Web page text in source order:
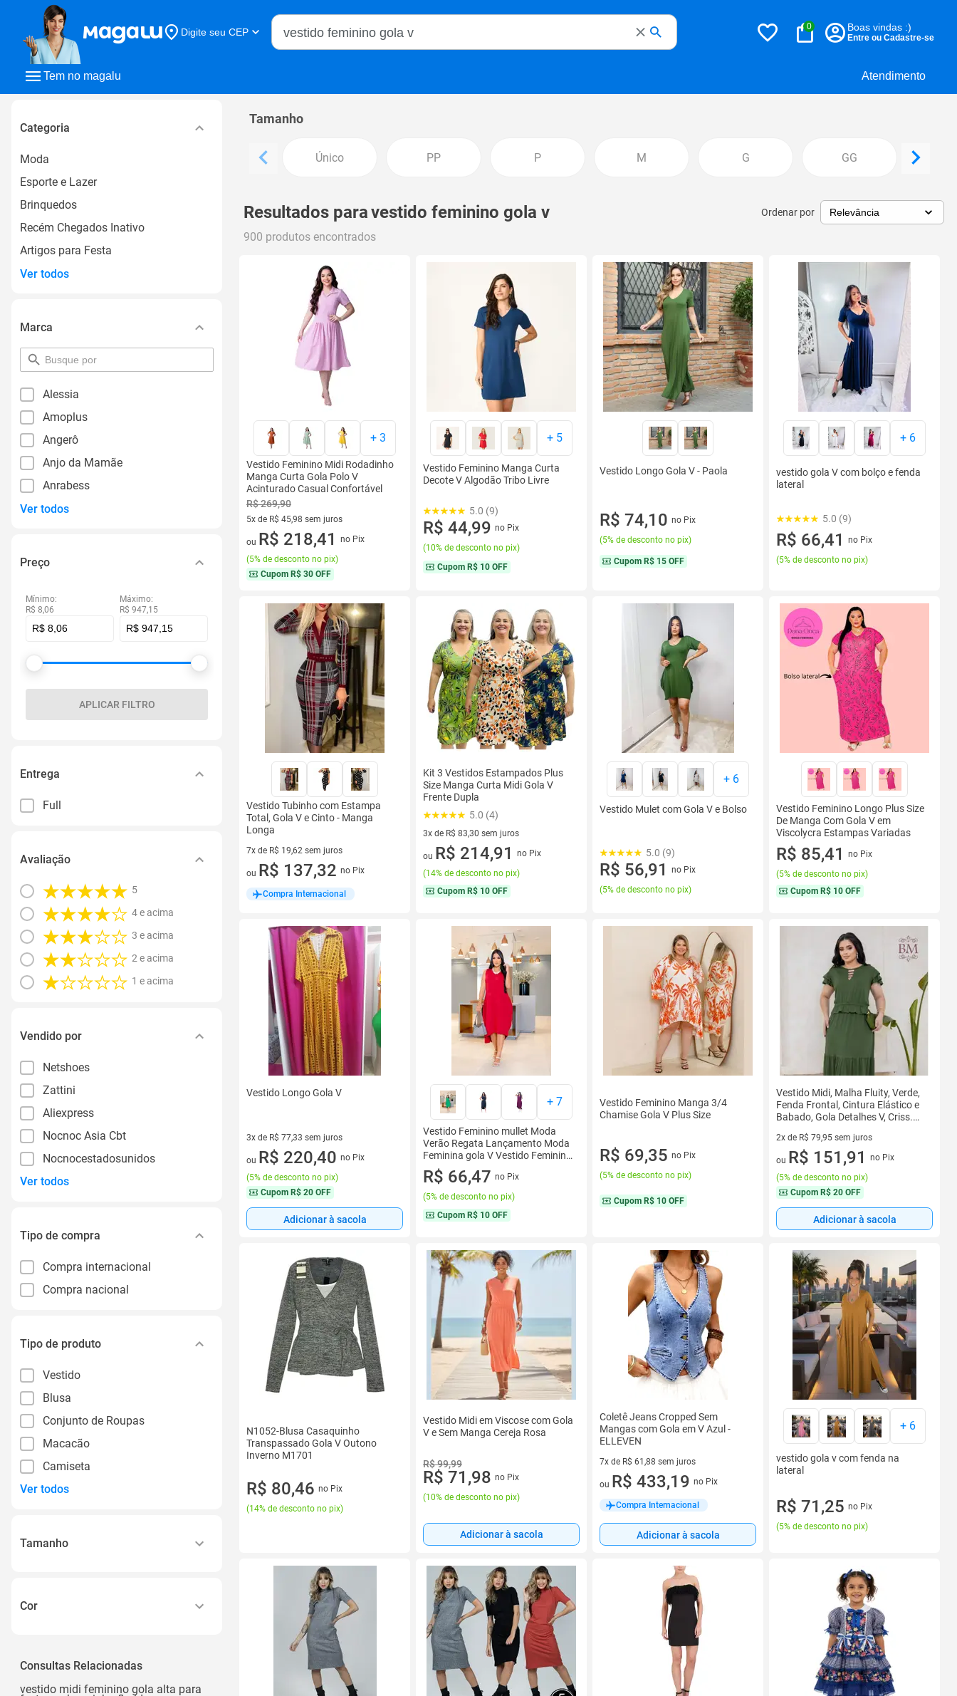
Tem no magalu Atendimento
Digite seu CEP
Buscar no Magalu
0 Boas vindas :)
Entre ou Cadastre-se
Categoria
Moda
Esporte e Lazer
Brinquedos
Recém Chegados Inativo
Artigos para Festa
Ver todos
Marca
pesquisar
por
Alessia
Amoplus
Angerô
Anjo da Mamãe
Anrabess
Ver todos
Preço
Mínimo:
R$ 8,06
Máximo:
R$ 947,15
APLICAR FILTRO
Entrega
Full
Avaliação
5
4 e acima
3 e acima
2 e acima
1 e acima
Vendido por
Netshoes
Zattini
Aliexpress
Nocnoc Asia Cbt
Nocnocestadosunidos
Ver todos
Tipo de compra
Compra internacional
Compra nacional
Tipo de produto
Vestido
Blusa
Conjunto de Roupas
Macacão
Camiseta
Ver todos
Tamanho
Gg
Ver todos
Cor
Azul
Bege
Consultas Relacionadas
vestido midi feminino gola alta para
Tamanho
Único PP P M G GG
Resultados paravestido feminino gola v Ordenar por
900 produtos encontrados
+ 3
Vestido Feminino Midi Rodadinho
Manga Curta Gola Polo V
Acinturado Casual Confortável
R$ 269,90
5x de R$ 45,98 sem juros
5 vez de R$ 45,98 sem juros
ou R$ 218,41
no Pix
(5% de desconto no pix)
Cupom R$ 30 OFF
+ 5
Vestido Feminino Manga Curta
Decote V Algodão Tribo Livre
5.0 (9)
R$ 44,99 no Pix
(10% de desconto no pix)
Cupom R$ 10 OFF
Vestido Longo Gola V - Paola
R$ 74,10 no Pix
(5% de desconto no pix)
Cupom R$ 15 OFF
+ 6
vestido gola V com bolço e fenda
lateral
5.0 (9)
R$ 66,41
no Pix
(5% de desconto no pix)
Vestido Tubinho com Estampa
Total, Gola V e Cinto - Manga
Longa
7x de R$ 19,62 sem juros
7 vez de R$ 19,62 sem juros
ou R$ 137,32 no Pix
Compra Internacional
Kit 3 Vestidos Estampados Plus
Size Manga Curta Midi Gola V
Frente Dupla
5.0 (4)
3x de R$ 83,30 sem juros
3 vez de R$ 83,30 sem juros
ou R$ 214,91
no Pix
(14% de desconto no pix)
Cupom R$ 10 OFF
+ 6
Vestido Mulet com Gola V e Bolso
5.0 (9)
R$ 56,91
no Pix
(5% de desconto no pix)
Vestido Feminino Longo Plus Size
De Manga Com Gola V em
Viscolycra Estampas Variadas
R$ 85,41
no Pix
(5% de desconto no pix)
Cupom R$ 10 OFF
Vestido Longo Gola V
3x de R$ 77,33 sem juros
3 vez de R$ 77,33 sem juros
ou R$ 220,40 no Pix
(5% de desconto no pix)
Cupom R$ 20 OFF
Adicionar à sacola
+ 7
Vestido Feminino mullet Moda
Verão Regata Lançamento Moda
Feminina gola V Vestido Feminino
Plus
R$ 66,47 no Pix
(5% de desconto no pix)
Cupom R$ 10 OFF
Vestido Feminino Manga 3/4
Chamise Gola V Plus Size
R$ 69,35 no Pix
(5% de desconto no pix)
Cupom R$ 10 OFF
Vestido Midi, Malha Fluity, Verde,
Fenda Frontal, Cintura Elástico e
Babado, Gola Detalhes V, Criss.
2x de R$ 79,95 sem juros
2 vez de R$ 79,95 sem juros
ou R$ 151,91
no Pix
(5% de desconto no pix)
Cupom R$ 20 OFF
Adicionar à sacola
N1052-Blusa Casaquinho
Transpassado Gola V Outono
Inverno M1701
R$ 80,46 no Pix
(14% de desconto no pix)
Vestido Midi em Viscose com Gola
V e Sem Manga Cereja Rosa
R$ 99,99
R$ 71,98 no Pix
(10% de desconto no pix)
Adicionar à sacola
Coletê Jeans Cropped Sem
Mangas com Gola em V Azul -
ELLEVEN
7x de R$ 61,88 sem juros
7 vez de R$ 61,88 sem juros
ou R$ 433,19 no Pix
Compra Internacional
Adicionar à sacola
+ 6
vestido gola v com fenda na
lateral
R$ 71,25 no Pix
(5% de desconto no pix)